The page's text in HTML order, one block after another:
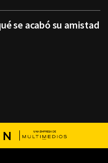
se acabó su amistad